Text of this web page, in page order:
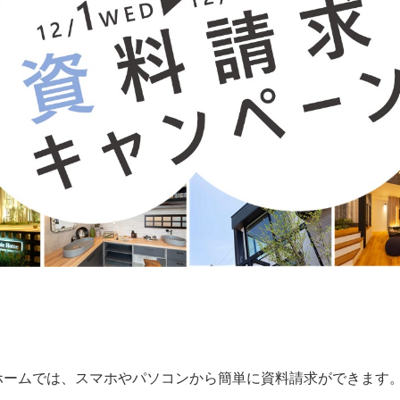
ムでは、スマホやパソコンから簡単に資料請求ができます